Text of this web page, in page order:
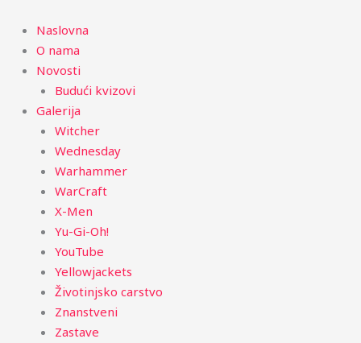
Naslovna
O nama
Novosti
Budući kvizovi
Galerija
Witcher
Wednesday
Warhammer
WarCraft
X-Men
Yu-Gi-Oh!
YouTube
Yellowjackets
Životinjsko carstvo
Znanstveni
Zastave